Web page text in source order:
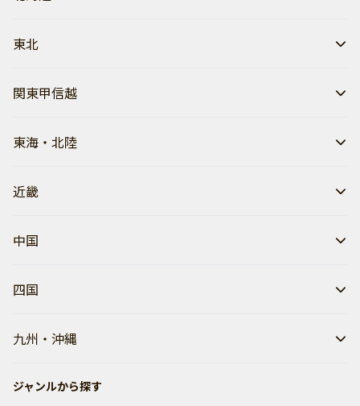
東北
関東甲信越
東海・北陸
近畿
中国
四国
九州・沖縄
ジャンルから探す